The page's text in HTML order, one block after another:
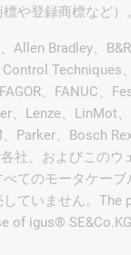
や登録商標など）。
Allen Bradley、
Techniques
、FANUC、
、Lenze、LinMot、
Parker、Bosch
社、およびこのウ
てのモータケーブ
ていません。The
of igus® SE&Co.KG